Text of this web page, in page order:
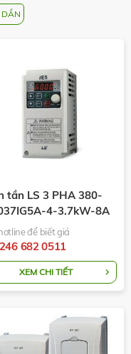
DẦN
tần LS 3 PHA 380-
4-3.7kW-8A
để biết giá
682 0511
XEM CHI TIẾT